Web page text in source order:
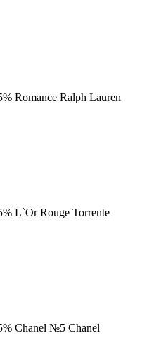
Romance Ralph Lauren
L`Or Rouge Torrente
Chanel №5 Chanel